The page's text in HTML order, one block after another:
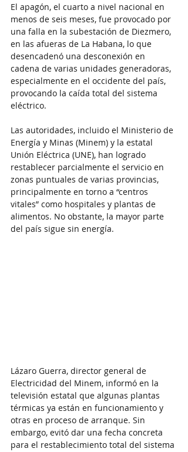
El apagón, el cuarto a nivel nacional en
menos de seis meses, fue provocado por
una falla en la subestación de Diezmero,
en las afueras de La Habana, lo que
desencadenó una desconexión en
cadena de varias unidades generadoras,
especialmente en el occidente del país,
provocando la caída total del sistema
eléctrico.
Las autoridades, incluido el Ministerio de
Energía y Minas (Minem) y la estatal
Unión Eléctrica (UNE), han logrado
restablecer parcialmente el servicio en
zonas puntuales de varias provincias,
principalmente en torno a “centros
vitales” como hospitales y plantas de
alimentos. No obstante, la mayor parte
del país sigue sin energía.
Lázaro Guerra, director general de
Electricidad del Minem, informó en la
televisión estatal que algunas plantas
térmicas ya están en funcionamiento y
otras en proceso de arranque. Sin
embargo, evitó dar una fecha concreta
para el restablecimiento total del sistema